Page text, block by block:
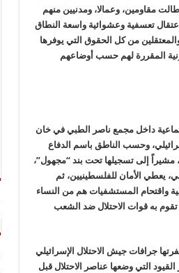
مقاومين، وعمالا، ومدنيين منهم
تعسفية وعشوائية واسعة النطاق
من كل الحقوق التي يوفرها
المقررة لهم حسب أوضاعهم
جثامين 190 شهيداً دُفنوا بمقبرة جماعية داخل مجمع ناصر الطبي في خان
وحسب الناطق باسم الدفاع
مشيراً إلى تسجيلها تحت بند “مجهول”،
يعطي الأمان للفلسطينيين، ثم
واقتحام المستشفيات هم من النساء
به قوات الاحتلال ضد الشعب
جرافات جيش الاحتلال الإسرائيلي
التي وضعها عناصر الاحتلال قبل